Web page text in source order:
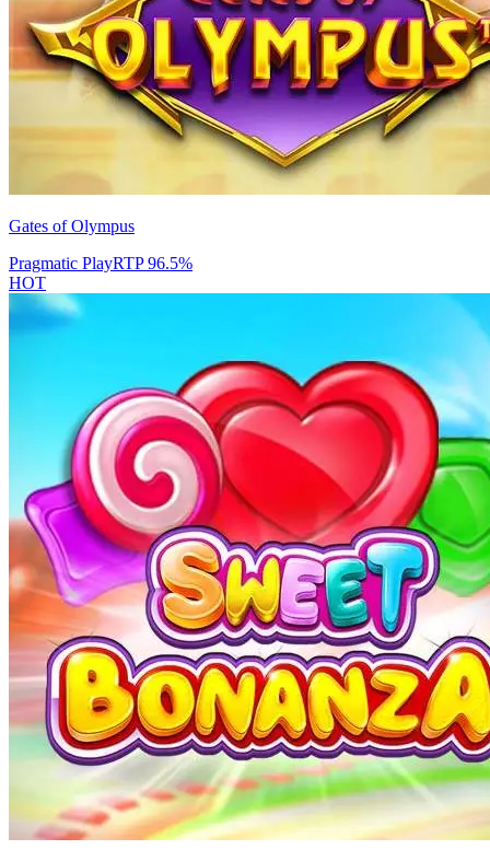
Gates of Olympus
Pragmatic PlayRTP96.5%
HOT